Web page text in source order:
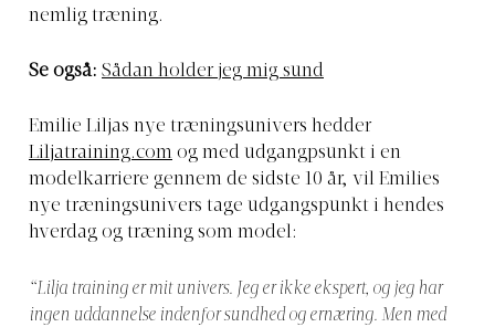
nemlig træning.
Se også: Sådan holder jeg mig sund
Emilie Liljas nye træningsunivers hedder
Liljatraining.com og med udgangpsunkt i en
modelkarriere gennem de sidste 10 år, vil Emilies
nye træningsunivers tage udgangspunkt i hendes
hverdag og træning som model:
“Lilja training er mit univers. Jeg er ikke ekspert, og jeg har
ingen uddannelse indenfor sundhed og ernæring. Men med